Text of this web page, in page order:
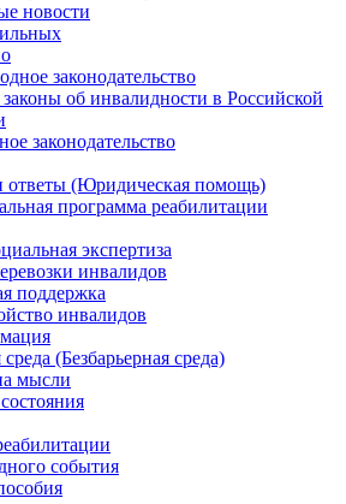
новости
законодательство
об инвалидности в Российской
законодательство
ответы (Юридическая помощь)
программа реабилитации
экспертиза
инвалидов
поддержка
инвалидов
(Безбарьерная среда)
мысли
события